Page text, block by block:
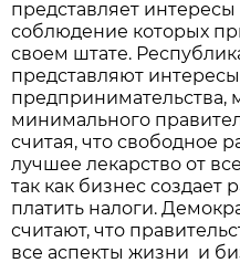
представляет интересы
соблюдение которых
своем штате.
представляют
предпринимательства,
минимального
считая, что свободное
лучшее лекарство от
так как бизнес создает
платить налоги.
считают, что
все аспекты жизни и